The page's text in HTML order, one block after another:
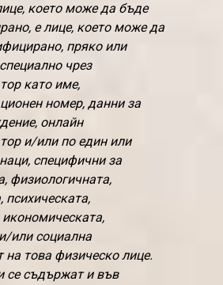
което може да бъде
е лице, което може да
пряко или
чрез
като име,
номер, данни за
онлайн
и/или по един или
специфични за
физиологичната,
психическата,
икономическата,
или социална
на това физическо лице.
се съдържат и във